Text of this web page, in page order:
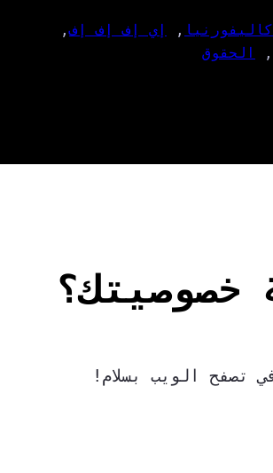
كاليفورنيا , إي إف إف إف,
, الحقوق
خصوصيتك؟
تصفح الويب بسلام!